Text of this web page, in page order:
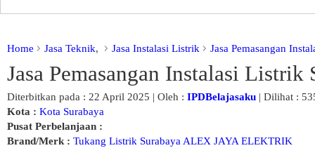
Home Jasa Teknik, Jasa Instalasi Listrik Jasa Pemasangan
Jasa Pemasangan Instalasi
Diterbitkan pada : 22 April 2025 | Oleh : IPDBelajasaku | Dilihat :
Kota : Kota Surabaya
Pusat Perbelanjaan :
Brand/Merk : Tukang Listrik Surabaya ALEX JAYA ELEKTRIK